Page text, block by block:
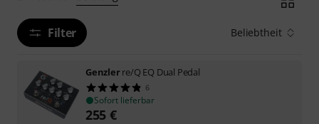
Filter Beliebtheit
Genzlerre/Q EQ Dual Pedal
6
Sofort lieferbar
255 €